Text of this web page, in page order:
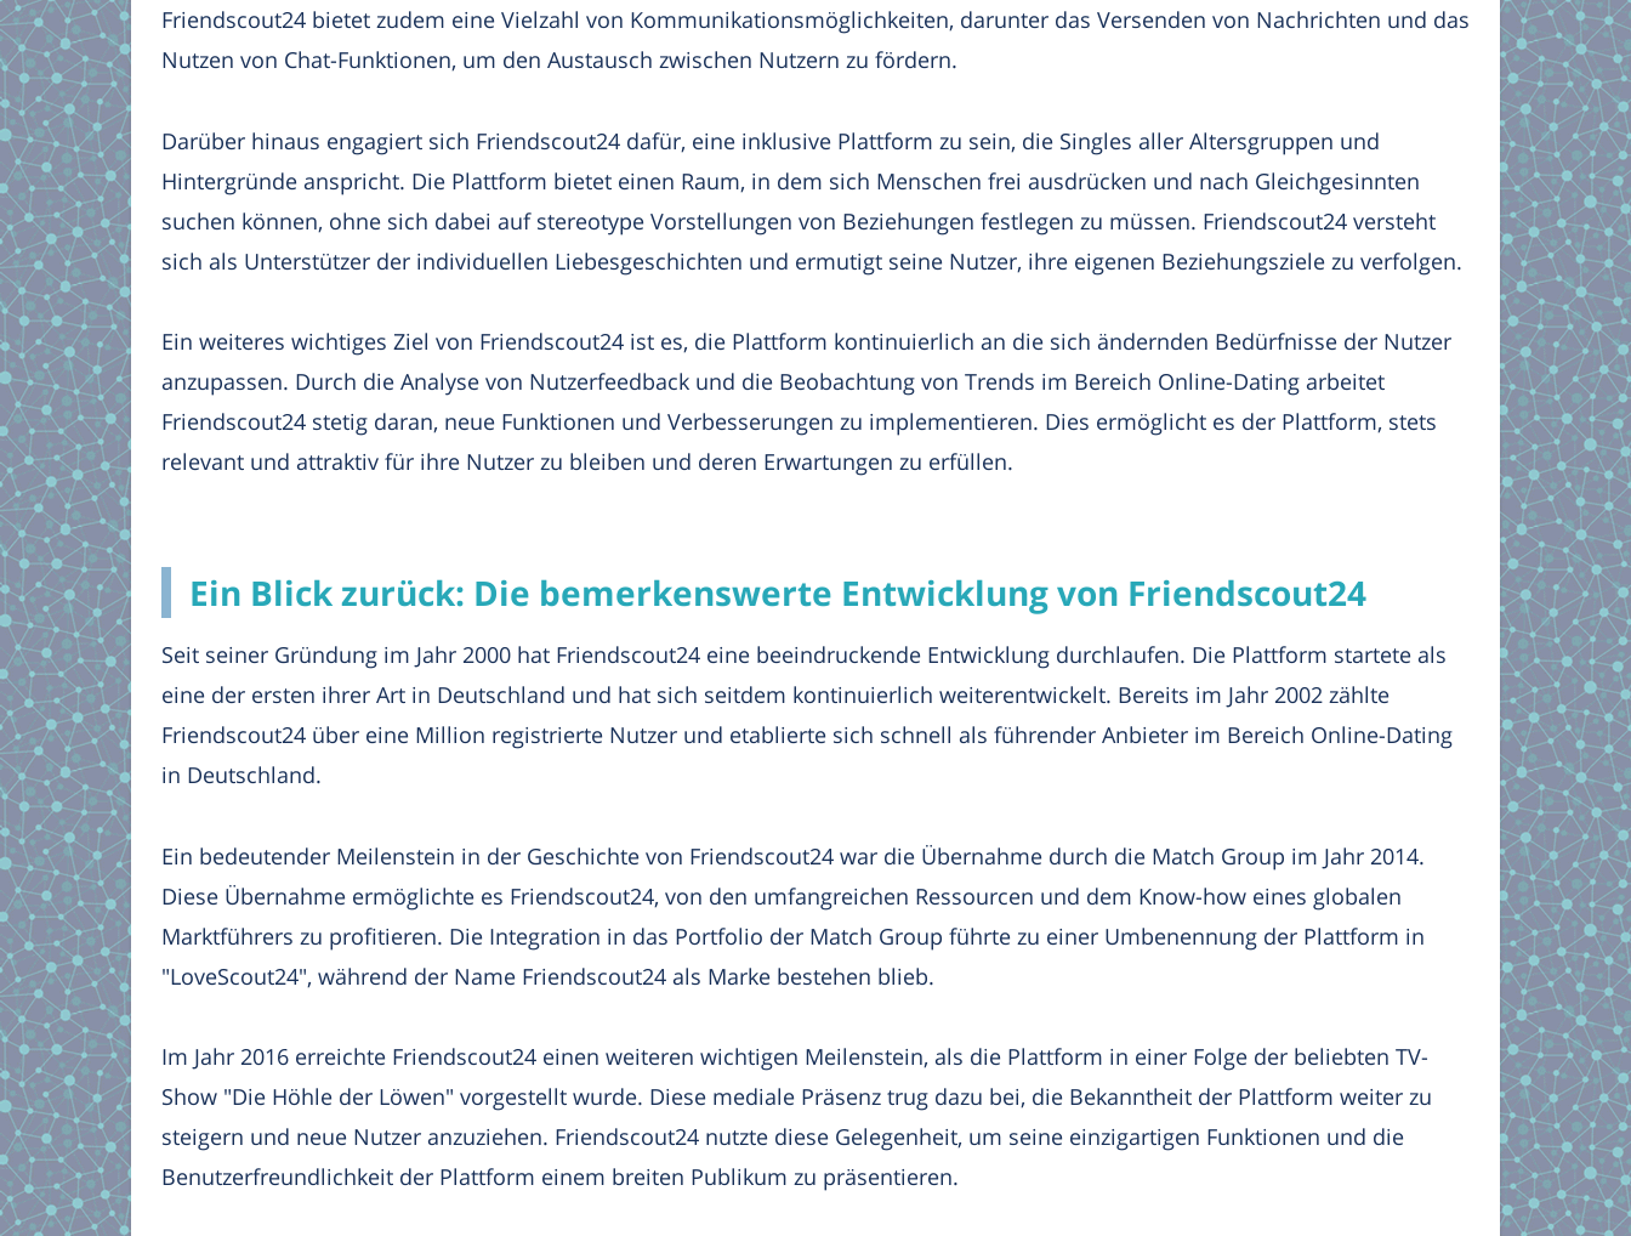
Friendscout24 bietet zudem eine Vielzahl von Kommunikationsmöglichkeiten, darunter das Versenden von Nachrichten und das
Nutzen von Chat-Funktionen, um den Austausch zwischen Nutzern zu fördern.
Darüber hinaus engagiert sich Friendscout24 dafür, eine inklusive Plattform zu sein, die Singles aller Altersgruppen und
Hintergründe anspricht. Die Plattform bietet einen Raum, in dem sich Menschen frei ausdrücken und nach Gleichgesinnten
suchen können, ohne sich dabei auf stereotype Vorstellungen von Beziehungen festlegen zu müssen. Friendscout24 versteht
sich als Unterstützer der individuellen Liebesgeschichten und ermutigt seine Nutzer, ihre eigenen Beziehungsziele zu verfolgen.
Ein weiteres wichtiges Ziel von Friendscout24 ist es, die Plattform kontinuierlich an die sich ändernden Bedürfnisse der Nutzer
anzupassen. Durch die Analyse von Nutzerfeedback und die Beobachtung von Trends im Bereich Online-Dating arbeitet
Friendscout24 stetig daran, neue Funktionen und Verbesserungen zu implementieren. Dies ermöglicht es der Plattform, stets
relevant und attraktiv für ihre Nutzer zu bleiben und deren Erwartungen zu erfüllen.
Ein Blick zurück: Die bemerkenswerte Entwicklung von Friendscout24
Seit seiner Gründung im Jahr 2000 hat Friendscout24 eine beeindruckende Entwicklung durchlaufen. Die Plattform startete als
eine der ersten ihrer Art in Deutschland und hat sich seitdem kontinuierlich weiterentwickelt. Bereits im Jahr 2002 zählte
Friendscout24 über eine Million registrierte Nutzer und etablierte sich schnell als führender Anbieter im Bereich Online-Dating
in Deutschland.
Ein bedeutender Meilenstein in der Geschichte von Friendscout24 war die Übernahme durch die Match Group im Jahr 2014.
Diese Übernahme ermöglichte es Friendscout24, von den umfangreichen Ressourcen und dem Know-how eines globalen
Marktführers zu profitieren. Die Integration in das Portfolio der Match Group führte zu einer Umbenennung der Plattform in
"LoveScout24", während der Name Friendscout24 als Marke bestehen blieb.
Im Jahr 2016 erreichte Friendscout24 einen weiteren wichtigen Meilenstein, als die Plattform in einer Folge der beliebten TV-
Show "Die Höhle der Löwen" vorgestellt wurde. Diese mediale Präsenz trug dazu bei, die Bekanntheit der Plattform weiter zu
steigern und neue Nutzer anzuziehen. Friendscout24 nutzte diese Gelegenheit, um seine einzigartigen Funktionen und die
Benutzerfreundlichkeit der Plattform einem breiten Publikum zu präsentieren.